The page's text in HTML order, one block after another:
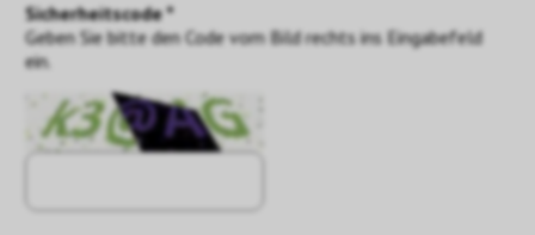
Sicherheitscode *
Geben Sie bitte den Code vom Bild rechts ins Eingabefeld
ein.